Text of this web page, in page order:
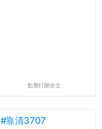
點擊打開全文
#靠清3707